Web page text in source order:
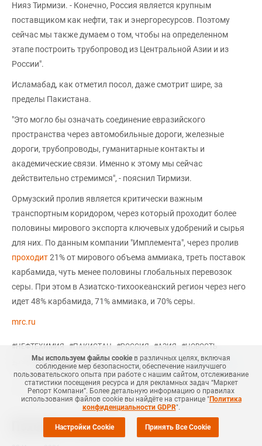
Нияз Тирмизи. - Конечно, Россия является крупным
поставщиком как нефти, так и энергоресурсов. Поэтому
сейчас мы также думаем о том, чтобы на определенном
этапе построить трубопровод из Центральной Азии и из
России".
Исламабад, как отметил посол, даже смотрит шире, за
пределы Пакистана.
"Это могло бы означать соединение евразийского
пространства через автомобильные дороги, железные
дороги, трубопроводы, гуманитарные контакты и
академические связи. Именно к этому мы сейчас
действительно стремимся", - пояснил Тирмизи.
Ормузский пролив является критически важным
транспортным коридором, через который проходит более
половины мирового экспорта ключевых удобрений и сырья
для них. По данным компании "Имплемента", через пролив
проходит21% от мирового объема аммиака, треть поставок
карбамида, чуть менее половины глобальных перевозок
серы. При этом в Азиатско-тихоокеанский регион через него
идет 48% карбамида, 71% аммиака, и 70% серы.
mrc.ru
#НЕФТЕХИМИЯ #ПАКИСТАН #РОССИЯ #АЗИЯ #НОВОСТЬ
НЕФТЕПРОДУКТЫ Еще4 +Добавить все теги в фильтр
Похожие новости
Мы используем файлы cookieв различных целях, включая
соблюдение мер безопасности, обеспечение наилучшего
пользовательского опыта при работе с нашим сайтом, отслеживание
статистики посещения ресурса и для рекламных задач “Маркет
Репорт Компани”. Более детальную информацию о правилах
использования файлов cookie вы найдёте на странице "Политика
конфиденциальности GDPR".
Настройки Cookie Принять Все Cookie